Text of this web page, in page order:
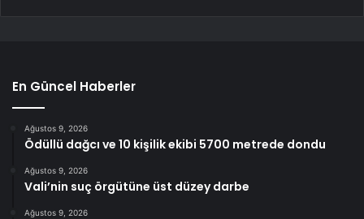
En Güncel Haberler
Ağustos 9, 2026
Ödüllü dağcı ve 10 kişilik ekibi 5700 metrede dondu
Ağustos 9, 2026
Vali’nin suç örgütüne üst düzey darbe
Ağustos 9, 2026